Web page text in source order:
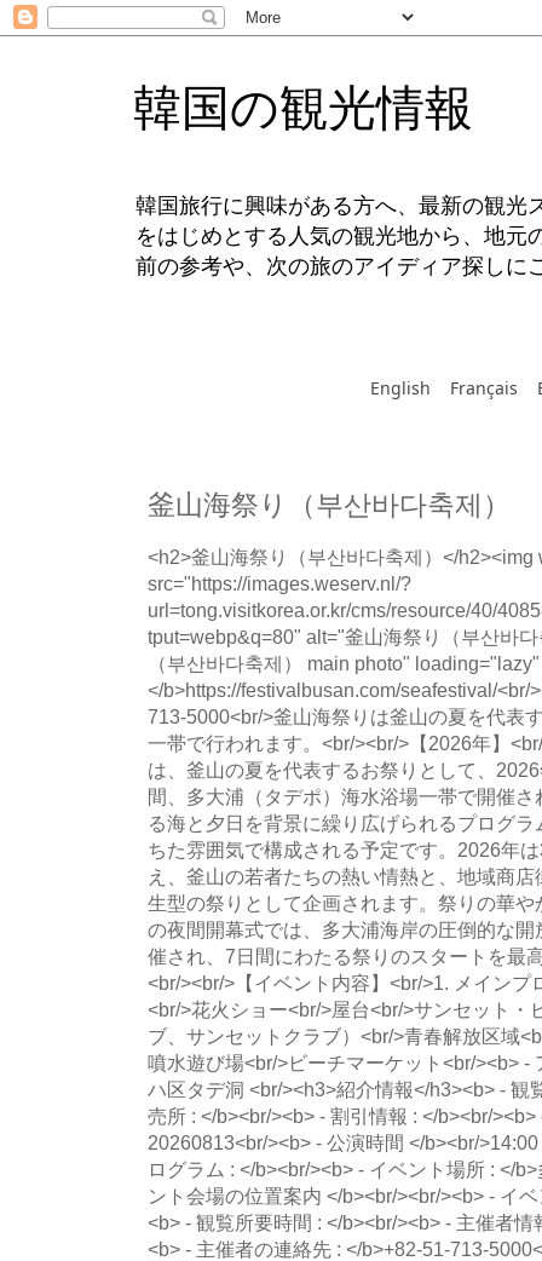
韓国の観光情報
韓国旅行に興味がある方へ、最新の観光
をはじめとする人気の観光地から、地
前の参考や、次の旅のアイディア探しに
English Français
釜山海祭り（부산바다축제）
<h2>釜山海祭り（부산바다축제）</h2><img
src="https://images.weserv.nl/?
url=tong.visitkorea.or.kr/cms/resource/40/
tput=webp&q=80" alt="釜山海祭り（부산바
（부산바다축제） main photo"
</b>https://festivalbusan.com/seafestival/<br/
713-5000<br/>釜山海祭りは釜山の夏を代表
一帯で行われます。<br/><br/>【2026年】
は、釜山の夏を代表するお祭りとして、
間、多大浦（タデポ）海水浴場一帯で開催
る海と夕日を背景に繰り広げられるプログ
ちた雰囲気で構成される予定です。2026年
え、釜山の若者たちの熱い情熱と、地域商
生型の祭りとして企画されます。祭りの華
の夜間開幕式では、多大浦海岸の圧倒的な
催され、7日間にわたる祭りのスタートを最
<br/><br/>【イベント内容】<br/>1. メインプ
<br/>花火ショー<br/>屋台<br/>サンセット・
ブ、サンセットクラブ）<br/>青春解放区域
噴水遊び場<br/>ビーチマーケット<br/><b> -
ハ区タデ洞 <br/><h3>紹介情報</h3><b> - 観
売所 : </b><br/><b> - 割引情報 : </b><br/
20260813<br/><b> - 公演時間 </b><br/
ログラム : </b><br/><b> - イベント場所 : </
ント会場の位置案内 </b><br/><br/><b> - イ
<b> - 観覧所要時間 : </b><br/><b> - 主催者
<b> - 主催者の連絡先 : </b>+82-51-713-